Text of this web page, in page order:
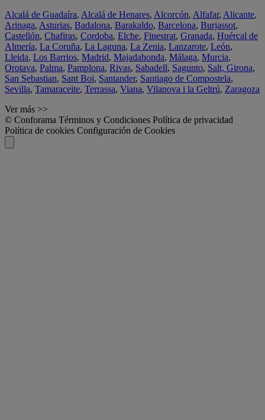
Alcalá de Guadaíra, Alcalá de Henares, Alcorcón, Alfafar, Alicante,
Arinaga, Asturias, Badalona, Barakaldo, Barcelona, Burjassot,
Castellón, Chafiras, Cordoba, Elche, Finestrat, Granada, Huércal de
Almería, La Coruña, La Laguna, La Zenia, Lanzarote, León,
Lleida, Los Barrios, Madrid, Majadahonda, Málaga, Murcia,
Orotava, Palma, Pamplona, Rivas, Sabadell, Sagunto, Salt, Girona,
San Sebastian, Sant Boi, Santander, Santiago de Compostela,
Sevilla, Tamaraceite, Terrassa, Viana, Vilanova i la Geltrú, Zaragoza
Ver más >>
© Conforama Términos y Condiciones Política de privacidad
Política de cookies Configuración de Cookies